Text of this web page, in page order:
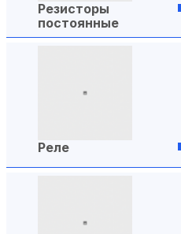
Резисторы
постоянные
Реле